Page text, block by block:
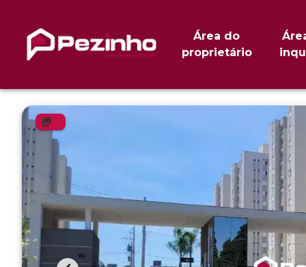
Área do
proprietário